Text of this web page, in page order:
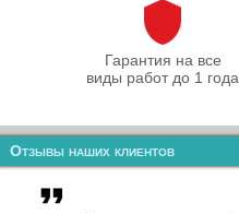
Гарантия на все
виды работ до 1 года
Отзывы наших клиентов